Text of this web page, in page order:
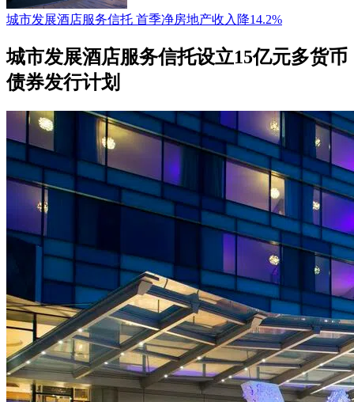
城市发展酒店服务信托 首季净房地产收入降14.2%
城市发展酒店服务信托设立15亿元多货币
债券发行计划